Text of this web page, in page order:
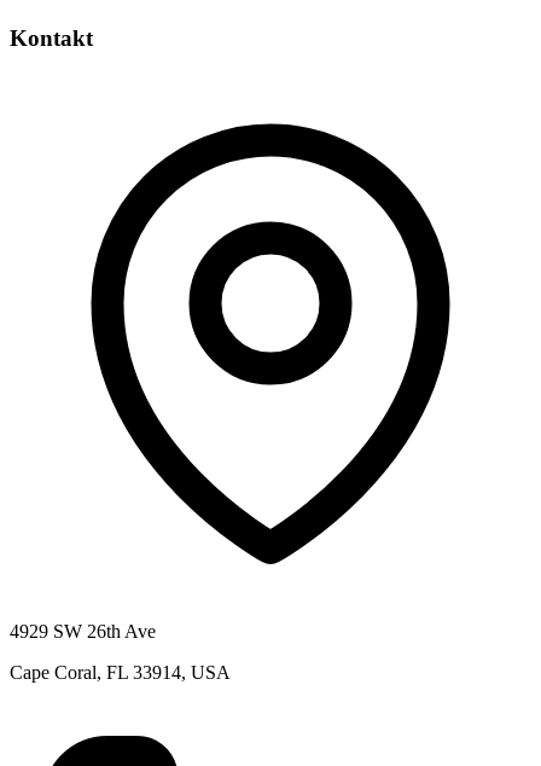
Kontakt
4929 SW 26th Ave
Cape Coral, FL 33914, USA